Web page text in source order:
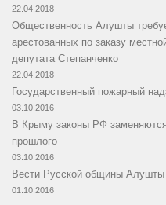
22.04.2018
Общественность Алушты
арестованных по заказу
депутата Степанченко
22.04.2018
Государственный пожарный
03.10.2016
В Крыму законы РФ заменяются
прошлого
03.10.2016
Вести Русской общины Алушты
01.10.2016